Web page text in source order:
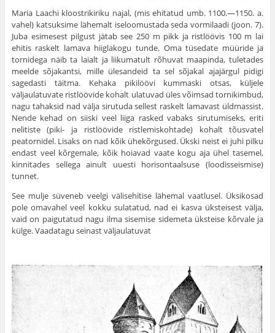
Maria Laachi kloostrikiriku najal, (mis ehitatud umb. 1100.—1150. a.
vahel) katsuksime lähe­malt iseloomustada seda vormilaadi (joon. 7).
Juba esime­sest pilgust jätab see 250 m pikk ja ristlöövis 100 m lai
ehitis raskelt lamava hiiglakogu tunde. Oma tüsedate müü­ride ja
tornidega näib ta laialt ja liikumatult rõhuvat maa­pinda, tuletades
meelde sõjakantsi, mille ülesandeid ta sel sõjakal ajajärgul pidigi
sagedasti täitma. Kehaka pikilöövi kummaski otsas, küljele
väljaulatuvate ristlöövide kohalt ulatuvad üles võimsad tornikimbud,
nagu tahaksid nad välja sirutuda sellest raskelt lamavast üldmassist.
Nende kehad on siiski veel liiga rasked vabaks sirutumiseks, eriti
nelitiste (piki- ja ristlöövide ristlemiskohtade) kohalt tõusvatel
peatornidel. Lisaks on nad kõik ühekõrgused. Ükski neist ei juhi pilku
endast veel kõrgemale, kõik hoiavad vaate kogu aja ühel tasemel,
kinnitades sellega ainult uuesti horison­taalsuse (loodisseismise)
tunnet.
See mulje süveneb veelgi välisehitise lähemal vaatlusel. Üksikosad
pole omavahel veel kokku sulatatud, nad ei kasva üksteisest välja,
vaid on paigutatud nagu ilma sisemise sidemeta üksteise kõrvale ja
külge. Vaadatagu seinast väljaulatuvat